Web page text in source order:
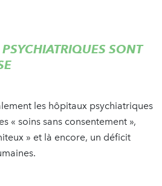
PSYCHIATRIQUES SONT
les hôpitaux psychiatriques
« soins sans consentement »,
» et là encore, un déficit